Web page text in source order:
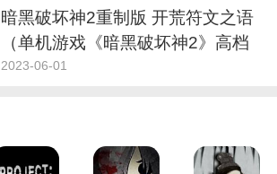
暗黑破坏神2重制版 开荒符文之语
（单机游戏《暗黑破坏神2》高档
的符文到底要怎么才能刷出来）
2023-06-01